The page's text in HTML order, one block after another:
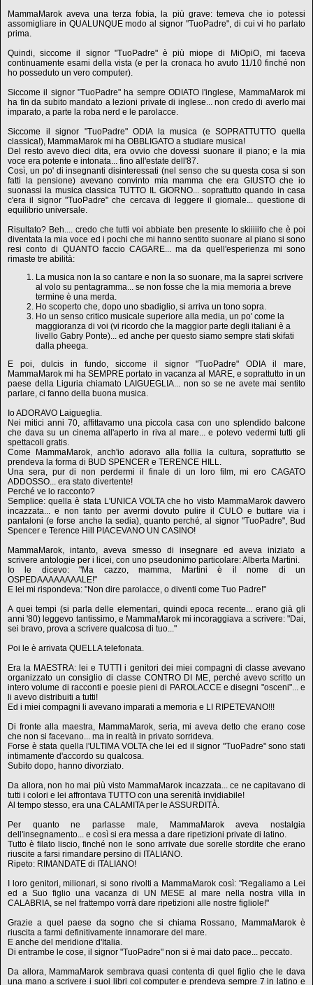
MammaMarok aveva una terza fobia, la più grave: temeva che io potessi
assomigliare in QUALUNQUE modo al signor "TuoPadre", di cui vi ho parlato
prima.
Quindi, siccome il signor "TuoPadre" è più miope di MiOpiO, mi faceva
continuamente esami della vista (e per la cronaca ho avuto 11/10 finché non
ho posseduto un vero computer).
Siccome il signor "TuoPadre" ha sempre ODIATO l'inglese, MammaMarok mi
ha fin da subito mandato a lezioni private di inglese... non credo di averlo mai
imparato, a parte la roba nerd e le parolacce.
Siccome il signor "TuoPadre" ODIA la musica (e SOPRATTUTTO quella
classica!), MammaMarok mi ha OBBLIGATO a studiare musica!
Del resto avevo dieci dita, era ovvio che dovessi suonare il piano; e la mia
voce era potente e intonata... fino all'estate dell'87.
Così, un po' di insegnanti disinteressati (nel senso che su questa cosa si son
fatti la pensione) avevano convinto mia mamma che era GIUSTO che io
suonassi la musica classica TUTTO IL GIORNO... soprattutto quando in casa
c'era il signor "TuoPadre" che cercava di leggere il giornale... questione di
equilibrio universale.
Risultato? Beh.... credo che tutti voi abbiate ben presente lo skiiiiifo che è poi
diventata la mia voce ed i pochi che mi hanno sentito suonare al piano si sono
resi conto di QUANTO faccio CAGARE... ma da quell'esperienza mi sono
rimaste tre abilità:
La musica non la so cantare e non la so suonare, ma la saprei scrivere
al volo su pentagramma... se non fosse che la mia memoria a breve
termine è una merda.
Ho scoperto che, dopo uno sbadiglio, si arriva un tono sopra.
Ho un senso critico musicale superiore alla media, un po' come la
maggioranza di voi (vi ricordo che la maggior parte degli italiani è a
livello Gabry Ponte)... ed anche per questo siamo sempre stati skifati
dalla pheega.
E poi, dulcis in fundo, siccome il signor "TuoPadre" ODIA il mare,
MammaMarok mi ha SEMPRE portato in vacanza al MARE, e soprattutto in un
paese della Liguria chiamato LAIGUEGLIA... non so se ne avete mai sentito
parlare, ci fanno della buona musica.
Io ADORAVO Laigueglia.
Nei mitici anni 70, affittavamo una piccola casa con uno splendido balcone
che dava su un cinema all'aperto in riva al mare... e potevo vedermi tutti gli
spettacoli gratis.
Come MammaMarok, anch'io adoravo alla follia la cultura, soprattutto se
prendeva la forma di BUD SPENCER e TERENCE HILL.
Una sera, pur di non perdermi il finale di un loro film, mi ero CAGATO
ADDOSSO... era stato divertente!
Perché ve lo racconto?
Semplice: quella è stata L'UNICA VOLTA che ho visto MammaMarok davvero
incazzata... e non tanto per avermi dovuto pulire il CULO e buttare via i
pantaloni (e forse anche la sedia), quanto perché, al signor "TuoPadre", Bud
Spencer e Terence Hill PIACEVANO UN CASINO!
MammaMarok, intanto, aveva smesso di insegnare ed aveva iniziato a
scrivere antologie per i licei, con uno pseudonimo particolare: Alberta Martini.
Io le dicevo: "Ma cazzo, mamma, Martini è il nome di un
OSPEDAAAAAAAALE!"
E lei mi rispondeva: "Non dire parolacce, o diventi come Tuo Padre!"
A quei tempi (si parla delle elementari, quindi epoca recente... erano già gli
anni '80) leggevo tantissimo, e MammaMarok mi incoraggiava a scrivere: "Dai,
sei bravo, prova a scrivere qualcosa di tuo..."
Poi le è arrivata QUELLA telefonata.
Era la MAESTRA: lei e TUTTI i genitori dei miei compagni di classe avevano
organizzato un consiglio di classe CONTRO DI ME, perché avevo scritto un
intero volume di racconti e poesie pieni di PAROLACCE e disegni "osceni"... e
li avevo distribuiti a tutti!
Ed i miei compagni li avevano imparati a memoria e LI RIPETEVANO!!!
Di fronte alla maestra, MammaMarok, seria, mi aveva detto che erano cose
che non si facevano... ma in realtà in privato sorrideva.
Forse è stata quella l'ULTIMA VOLTA che lei ed il signor "TuoPadre" sono stati
intimamente d'accordo su qualcosa.
Subito dopo, hanno divorziato.
Da allora, non ho mai più visto MammaMarok incazzata... ce ne capitavano di
tutti i colori e lei affrontava TUTTO con una serenità invidiabile!
Al tempo stesso, era una CALAMITA per le ASSURDITÀ.
Per quanto ne parlasse male, MammaMarok aveva nostalgia
dell'insegnamento... e così si era messa a dare ripetizioni private di latino.
Tutto è filato liscio, finché non le sono arrivate due sorelle stordite che erano
riuscite a farsi rimandare persino di ITALIANO.
Ripeto: RIMANDATE di ITALIANO!
I loro genitori, milionari, si sono rivolti a MammaMarok così: "Regaliamo a Lei
ed a Suo figlio una vacanza di UN MESE al mare nella nostra villa in
CALABRIA, se nel frattempo vorrà dare ripetizioni alle nostre figliole!"
Grazie a quel paese da sogno che si chiama Rossano, MammaMarok è
riuscita a farmi definitivamente innamorare del mare.
E anche del meridione d'Italia.
Di entrambe le cose, il signor "TuoPadre" non si è mai dato pace... peccato.
Da allora, MammaMarok sembrava quasi contenta di quel figlio che le dava
una mano a scrivere i suoi libri col computer e prendeva sempre 7 in latino e